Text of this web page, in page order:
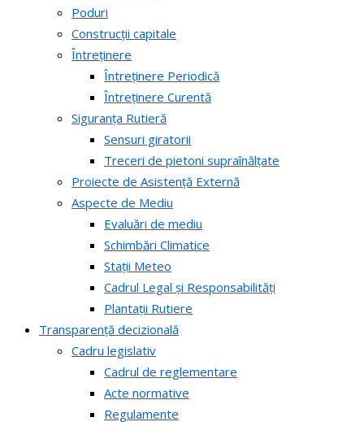
Poduri
Construcții capitale
Întreținere
Întreținere Periodică
Întreținere Curentă
Siguranța Rutieră
Sensuri giratorii
Treceri de pietoni supraînălțate
Proiecte de Asistență Externă
Aspecte de Mediu
Evaluări de mediu
Schimbări Climatice
Stații Meteo
Cadrul Legal și Responsabilități
Plantații Rutiere
Transparență decizională
Cadru legislativ
Cadrul de reglementare
Acte normative
Regulamente